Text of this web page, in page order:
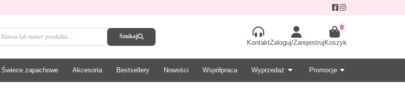
Szukaj
KontaktZaloguj/Zarejestruj
0
Koszyk
Świece zapachowe Akcesoria Bestsellery Nowości Współpraca Wyprzedaż Promocje